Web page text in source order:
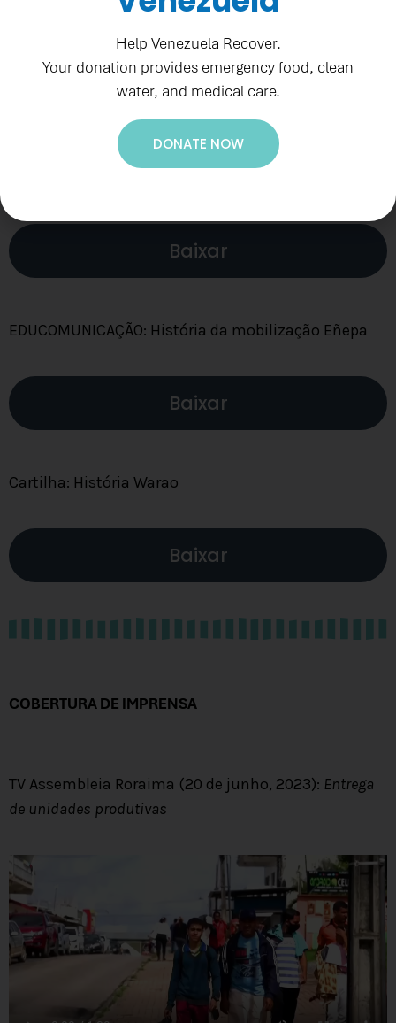
Baixar
EDUCOMUNICAÇÃO: História da mobilização Eñepa
Baixar
Cartilha: História Warao
Baixar
COBERTURA DE IMPRENSA
TV Assembleia Roraima (20 de junho, 2023): Entrega
de unidades produtivas
Help Venezuela Recover.
Your donation provides emergency food, clean
water, and medical care.
DONATE NOW